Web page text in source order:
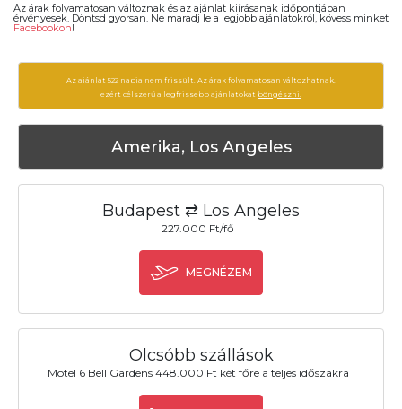
Az árak folyamatosan változnak és az ajánlat kiírásanak időpontjában
érvényesek. Döntsd gyorsan. Ne maradj le a legjobb ajánlatokról, kövess minket
Facebookon!
Az ajánlat 522 napja nem frissült. Az árak folyamatosan változhatnak,
ezért célszerű a legfrissebb ajánlatokat böngészni.
Amerika, Los Angeles
Budapest ⇄ Los Angeles
227.000 Ft/fő
MEGNÉZEM
Olcsóbb szállások
Motel 6 Bell Gardens 448.000 Ft két főre a teljes időszakra